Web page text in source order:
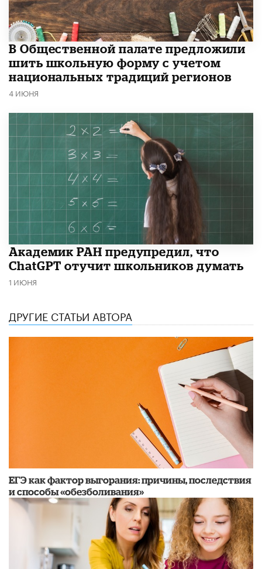
В Общественной палате предложили
шить школьную форму с учетом
национальных традиций регионов
4 ИЮНЯ
Академик РАН предупредил, что
ChatGPT отучит школьников думать
1 ИЮНЯ
ДРУГИЕ СТАТЬИ АВТОРА
​ЕГЭ как фактор выгорания: причины, последствия
и способы «обезболивания»